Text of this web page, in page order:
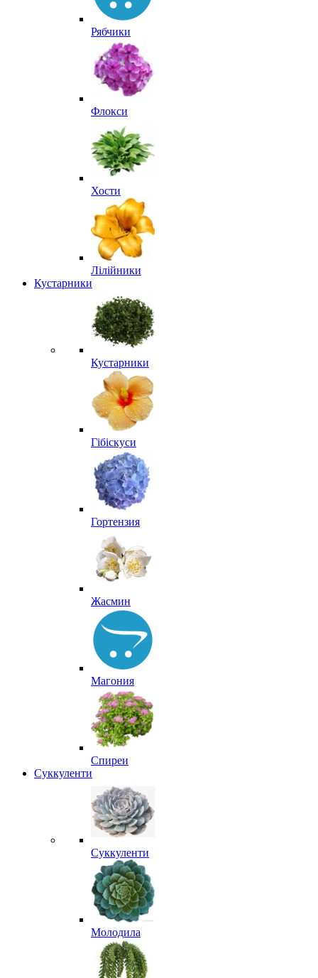
Рябчики
Флокси
Хости
Лілійники
Кустарники
Кустарники
Гібіскуси
Гортензия
Жасмин
Магония
Спиреи
Суккуленти
Суккуленти
Молодила